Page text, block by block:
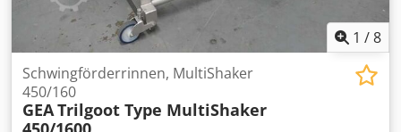
1 /8
Schwingförderrinnen, MultiShaker
450/160
GEATrilgoot Type MultiShaker